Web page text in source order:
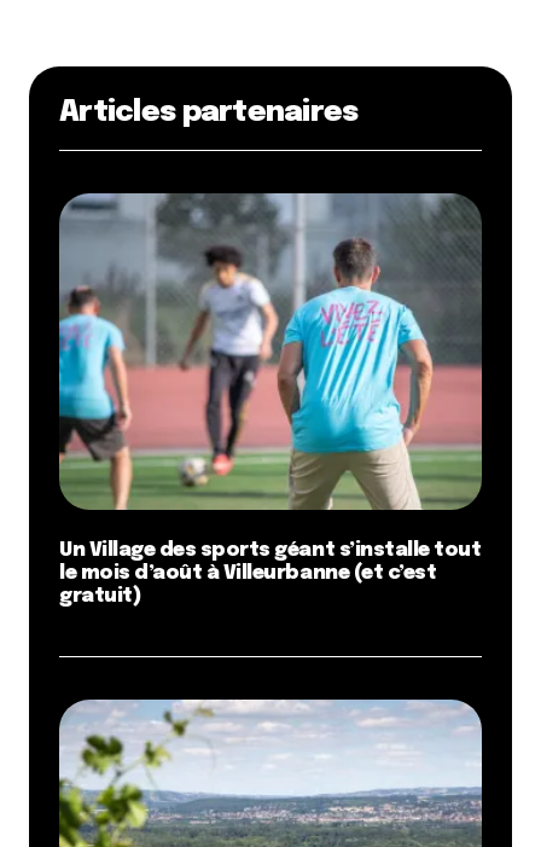
Articles partenaires
Un Village des sports géant s’installe tout
le mois d’août à Villeurbanne (et c’est
gratuit)